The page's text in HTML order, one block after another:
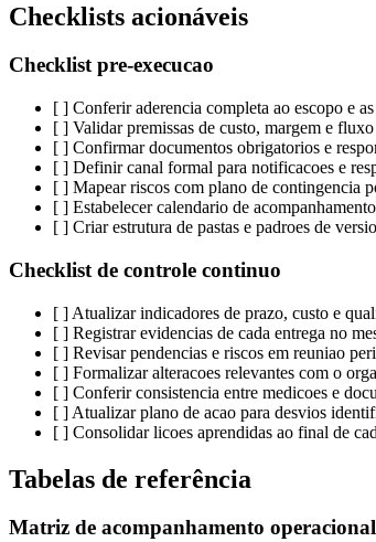
Checklists acionáveis
Checklist pre-execucao
[ ] Conferir aderencia completa ao escopo e
[ ] Validar premissas de custo, margem e
[ ] Confirmar documentos obrigatorios e
[ ] Definir canal formal para notificacoes e
[ ] Mapear riscos com plano de contingencia
[ ] Estabelecer calendario de
[ ] Criar estrutura de pastas e padroes de
Checklist de controle continuo
[ ] Atualizar indicadores de prazo, custo e
[ ] Registrar evidencias de cada entrega no
[ ] Revisar pendencias e riscos em reuniao
[ ] Formalizar alteracoes relevantes com o
[ ] Conferir consistencia entre medicoes e
[ ] Atualizar plano de acao para desvios
[ ] Consolidar licoes aprendidas ao final de
Tabelas de referência
Matriz de acompanhamento operacional